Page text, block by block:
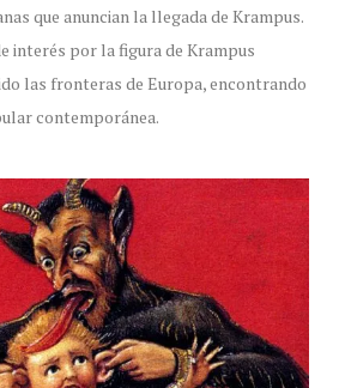
que anuncian la llegada de Krampus.
interés por la figura de Krampus
las fronteras de Europa, encontrando
contemporánea.